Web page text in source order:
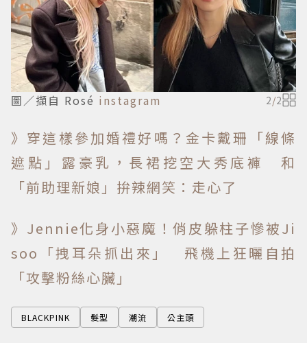
圖／擷自 Rosé instagram 2/2
》穿這樣參加婚禮好嗎？金卡戴珊「線條
遮點」露豪乳，長裙挖空大秀底褲 和
「前助理新娘」拚辣網笑：走心了
》Jennie化身小惡魔！俏皮躲柱子慘被Ji
soo「拽耳朵抓出來」 飛機上狂曬自拍
「攻擊粉絲心臟」
BLACKPINK 髮型 潮流 公主頭